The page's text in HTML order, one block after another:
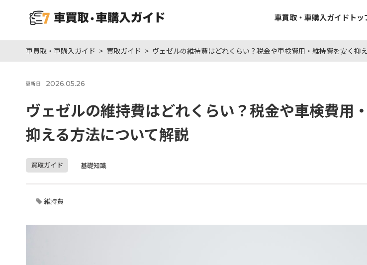
車買取・車購入ガイドトッ
車買取・車購入ガイド 買取ガイド ヴェゼルの維持費はどれくらい？税金や車検費用・維持費を安く抑
更新日 2026.05.26
ヴェゼルの維持費はどれくらい？税金や車検費用
抑える方法について解説
買取ガイド 基礎知識
維持費